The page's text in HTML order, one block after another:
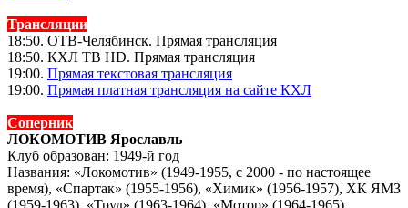
Трансляции
18:50. ОТВ-Челябинск. Прямая трансляция
18:50. КХЛ ТВ HD. Прямая трансляция
19:00. Прямая текстовая трансляция
19:00. Прямая платная трансляция на сайте КХЛ
Соперник
ЛОКОМОТИВ Ярославль
Клуб образован: 1949-й год
Названия: «Локомотив» (1949-1955, с 2000 - по настоящее
время), «Спартак» (1955-1956), «Химик» (1956-1957), ХК ЯМЗ
(1959-1963), «Труд» (1963-1964), «Мотор» (1964-1965),